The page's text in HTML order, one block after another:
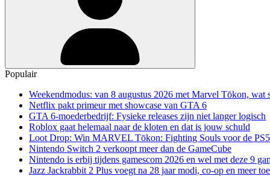
Populair
Weekendmodus: van 8 augustus 2026 met Marvel Tōkon, wat
Netflix pakt primeur met showcase van GTA 6
GTA 6-moederbedrijf: Fysieke releases zijn niet langer logisch
Roblox gaat helemaal naar de kloten en dat is jouw schuld
Loot Drop: Win MARVEL Tōkon: Fighting Souls voor de PS5
Nintendo Switch 2 verkoopt meer dan de GameCube
Nintendo is erbij tijdens gamescom 2026 en wel met deze 9
Jazz Jackrabbit 2 Plus voegt na 28 jaar modi, co-op en meer toe